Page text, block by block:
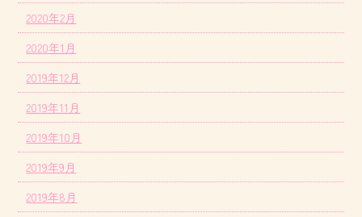
2020年2月
2020年1月
2019年12月
2019年11月
2019年10月
2019年9月
2019年8月